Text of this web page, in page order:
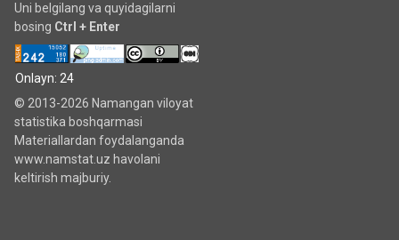
Uni belgilang va quyidagilarni
bosing Ctrl + Enter
Onlayn: 24
© 2013-2026 Namangan viloyat
statistika boshqarmasi
Materiallardan foydalanganda
www.namstat.uz havolani
keltirish majburiy.